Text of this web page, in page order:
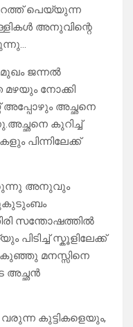
പെയ്യുന്ന
അനുവിന്റെ
മുഖം ജന്നൽ
മഴയും നോക്കി
അച്ഛനെ
കുറിച്ച്
പിന്നിലേക്ക്
അനുവും
സന്തോഷത്തിൽ
പിടിച്ച് സ്കൂളിലേക്ക്
മനസ്സിനെ
അച്ഛൻ
വരുന്ന കുട്ടികളെയും,